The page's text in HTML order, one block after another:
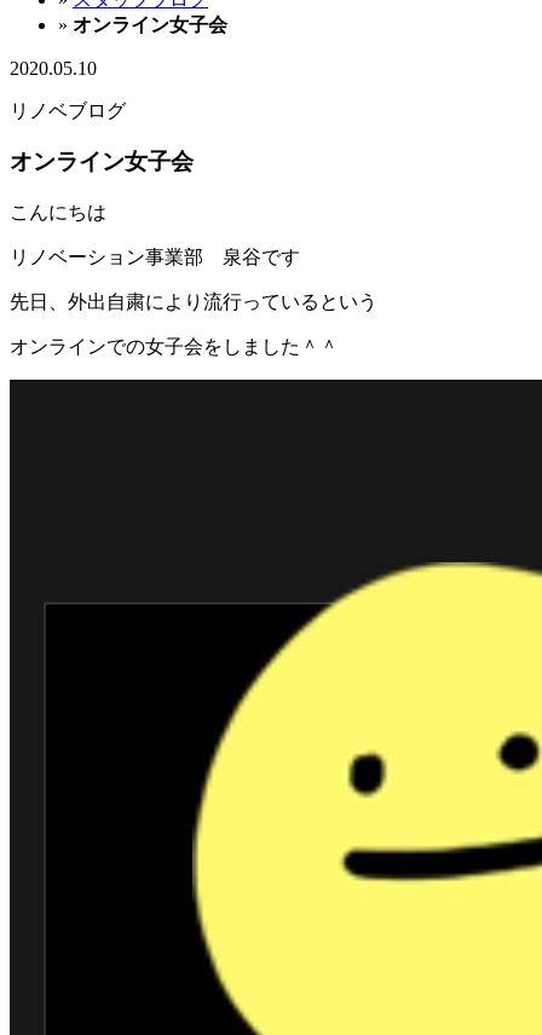
» オンライン女子会
2020.05.10
リノベブログ
オンライン女子会
こんにちは
リノベーション事業部 泉谷です
先日、外出自粛により流行っているという
オンラインでの女子会をしました＾＾